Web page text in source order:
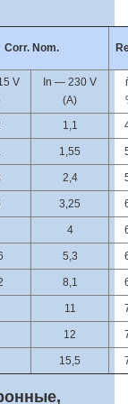
Corr. Nom.
V
In — 230 V
(A)
1,1
1,55
2,4
3,25
4
5,3
8,1
11
12
15,5